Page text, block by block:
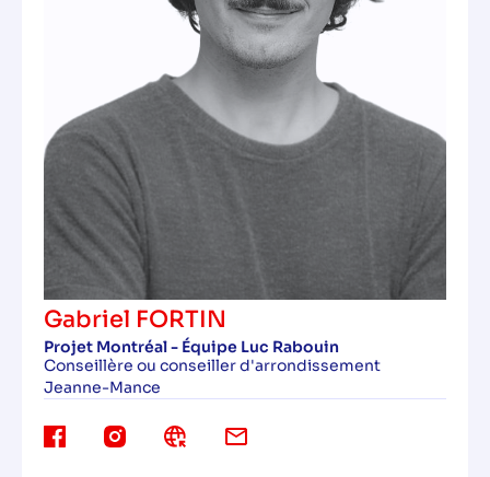
Gabriel FORTIN
Projet Montréal - Équipe Luc Rabouin
Conseillère ou conseiller d'arrondissement
Jeanne-Mance